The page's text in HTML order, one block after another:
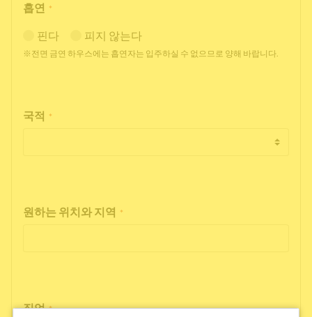
흡연 *
핀다 피지 않는다
※전면 금연 하우스에는 흡연자는 입주하실 수 없으므로 양해 바랍니다.
국적 *
원하는 위치와 지역 *
직업 *